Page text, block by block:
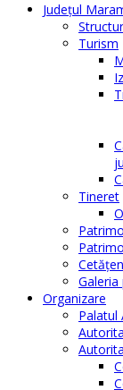
Judeţul
Turism
Tineret
Organizare
Palatul